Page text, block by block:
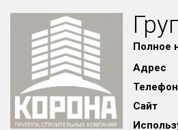
Полное
Адрес
Телефон
Сайт